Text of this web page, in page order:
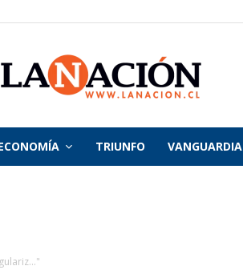
La
TRIUNFO VANGUARDIA